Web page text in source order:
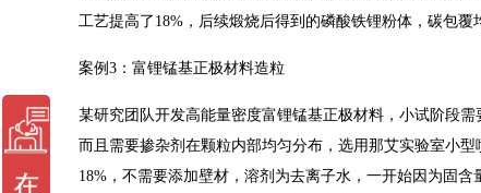
工艺提高了18%，后续煅烧后得到的磷酸铁锂粉体，碳包覆
案例3：富锂锰基正极材料造粒
某研究团队开发高能量密度富锂锰基正极材料，小试阶段
而且需要掺杂剂在颗粒内部均匀分布，选用那艾实验室小
18%，不需要添加壁材，溶剂为去离子水，一开始因为固